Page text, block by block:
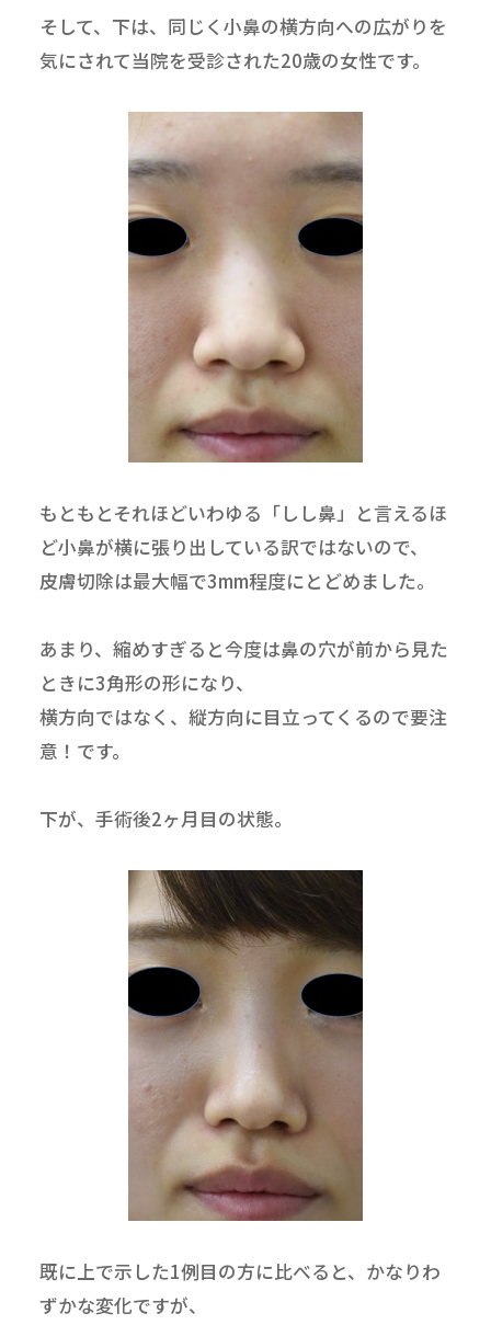
そして、下は、同じく小鼻の横方向への広がりを
気にされて当院を受診された20歳の女性です。
もともとそれほどいわゆる「しし鼻」と言えるほ
ど小鼻が横に張り出している訳ではないので、
皮膚切除は最大幅で3mm程度にとどめました。
あまり、縮めすぎると今度は鼻の穴が前から見た
ときに3角形の形になり、
横方向ではなく、縦方向に目立ってくるので要注
意！です。
下が、手術後2ヶ月目の状態。
既に上で示した1例目の方に比べると、かなりわ
ずかな変化ですが、